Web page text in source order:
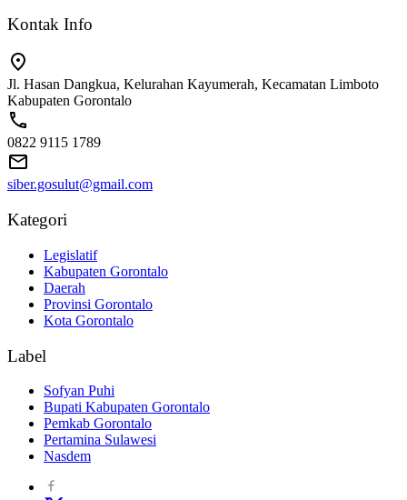
Kontak Info
Jl. Hasan Dangkua, Kelurahan Kayumerah, Kecamatan Limboto
Kabupaten Gorontalo
0822 9115 1789
siber.gosulut@gmail.com
Kategori
Legislatif
Kabupaten Gorontalo
Daerah
Provinsi Gorontalo
Kota Gorontalo
Label
Sofyan Puhi
Bupati Kabupaten Gorontalo
Pemkab Gorontalo
Pertamina Sulawesi
Nasdem